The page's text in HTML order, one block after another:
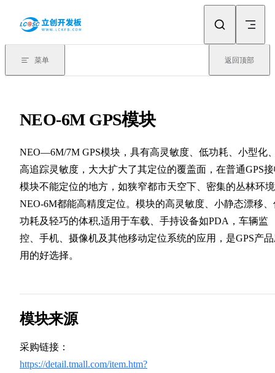
菜单 返回顶部
NEO-6M GPS模块
NEO—6M/7M GPS模块，具有高灵敏度、低功耗、小型化
高追踪灵敏度，大大扩大了其定位的覆盖面，在普通GPS
模块不能定位的地方，如狭窄都市天空下、密集的丛林环
NEO-6M都能高精度定位。模块的高灵敏度、小静态漂移、
功耗及轻巧的体积,适用于车载、手持设备如PDA，车辆监
控、手机、摄像机及其他移动定位系统的应用，是GPS产
用的好选择。
模块来源
采购链接：
https://detail.tmall.com/item.htm?